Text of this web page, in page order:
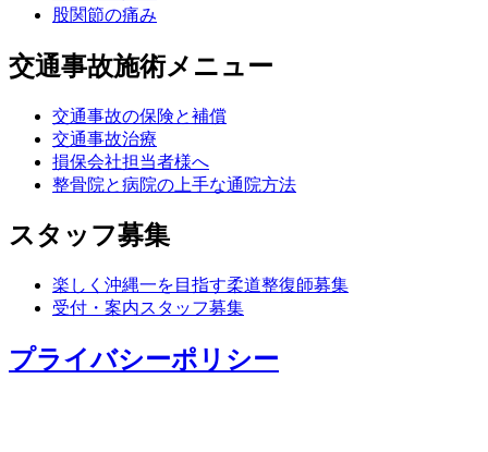
股関節の痛み
交通事故施術メニュー
交通事故の保険と補償
交通事故治療
損保会社担当者様へ
整骨院と病院の上手な通院方法
スタッフ募集
楽しく沖縄一を目指す柔道整復師募集
受付・案内スタッフ募集
プライバシーポリシー